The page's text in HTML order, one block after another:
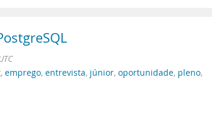
, emprego, entrevista, júnior, oportunidade, pleno,